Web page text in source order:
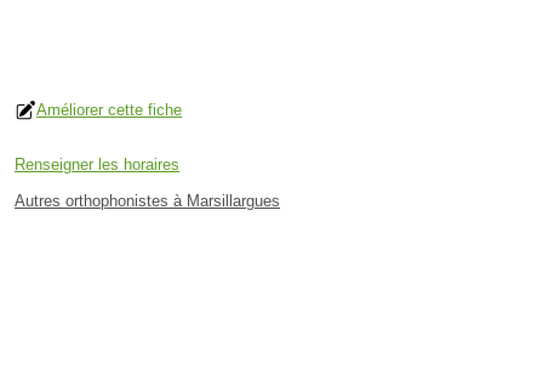
Améliorer cette fiche
Renseigner les horaires
Autres orthophonistes à Marsillargues